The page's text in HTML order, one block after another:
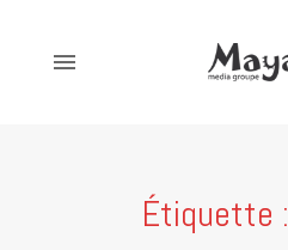
Étiquette :